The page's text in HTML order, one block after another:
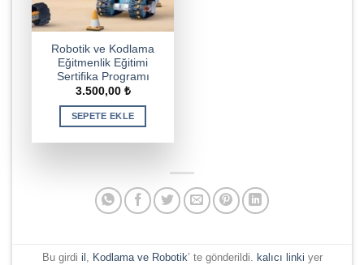
Robotik ve Kodlama
Eğitmenlik Eğitimi
Sertifika Programı
3.500,00 ₺
SEPETE EKLE
Bu girdi il , Kodlama ve Robotik’ te gönderildi. kalıcı linki yer